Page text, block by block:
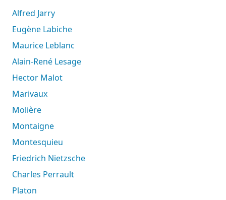
Alfred Jarry
Eugène Labiche
Maurice Leblanc
Alain-René Lesage
Hector Malot
Marivaux
Molière
Montaigne
Montesquieu
Friedrich Nietzsche
Charles Perrault
Platon